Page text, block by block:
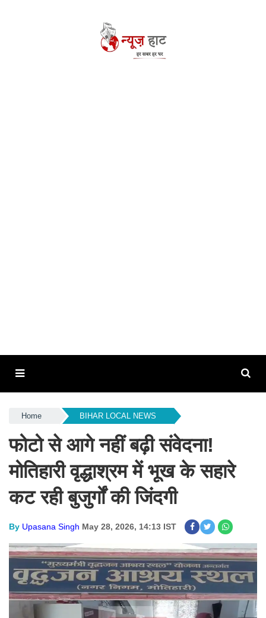
Home BIHAR LOCAL NEWS
फोटो से आगे नहीं बढ़ी संवेदना!
मोतिहारी वृद्धाश्रम में भूख के सहारे
कट रही बुजुर्गों की जिंदगी
By Upasana Singh May 28, 2026, 14:13 IST